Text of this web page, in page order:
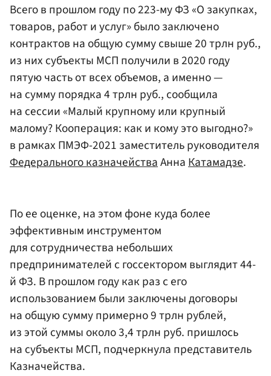
Всего в прошлом году по 223-му ФЗ «О закупках,
товаров, работ и услуг» было заключено
контрактов на общую сумму свыше 20 трлн руб.,
из них субъекты МСП получили в 2020 году
пятую часть от всех объемов, а именно —
на сумму порядка 4 трлн руб., сообщила
на сессии «Малый крупному или крупный
малому? Кооперация: как и кому это выгодно?»
в рамках ПМЭФ-2021 заместитель руководителя
Федерального казначействаАннаКатамадзе.
По ее оценке, на этом фоне куда более
эффективным инструментом
для сотрудничества небольших
предпринимателей с госсектором выглядит 44-
й ФЗ. В прошлом году как раз с его
использованием были заключены договоры
на общую сумму примерно 9 трлн рублей,
из этой суммы около 3,4 трлн руб. пришлось
на субъекты МСП, подчеркнула представитель
Казначейства.